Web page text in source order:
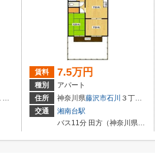
賃料 7.5万円
種別
アパート
住所
神奈川県藤沢市石川 ３丁目１４-１
交通
湘南台駅
バス11分 田方（神奈川県） 停歩9分